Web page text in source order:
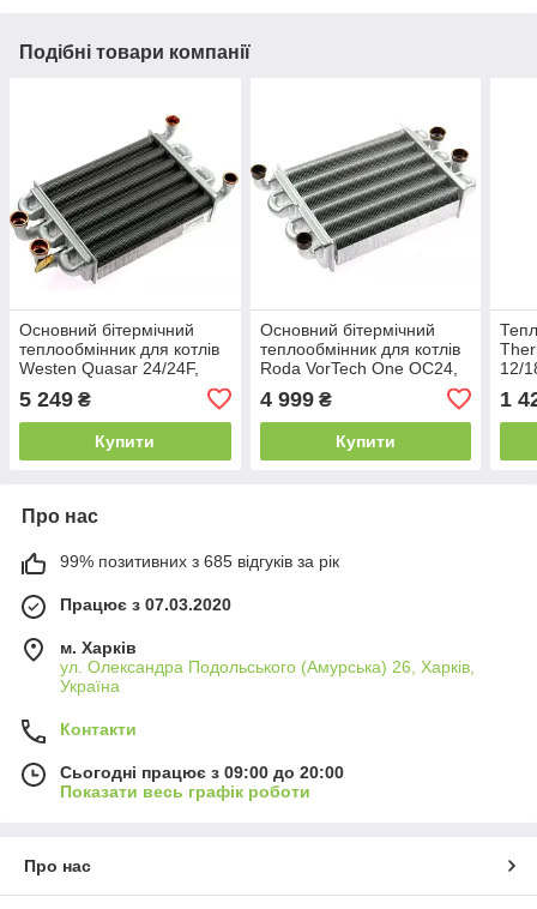
Подібні товари компанії
Основний бітермічний
теплообмінник для котлів
Westen Quasar 24/24F,
5 249 ₴
Купити
Основний бітермічний
теплообмінник для котлів
Roda VorTech One OC24,
4 999₴
Купити
12/
1
Про нас
99% позитивних з 685 відгуків за рік
Працює з 07.03.2020
м. Харків
ул. Олександра Подольського (Амурська) 26, Харків,
Україна
Контакти
Сьогодні працює з 09:00 до 20:00
Показати весь графік роботи
Про нас